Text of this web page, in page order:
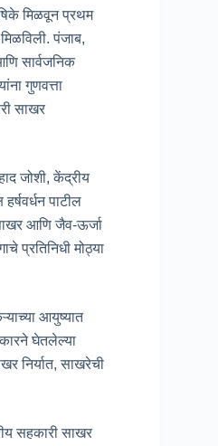
मिळवून प्रथम
पंजाब,
सार्वजनिक
गुणवत्ता
साखर
जोशी, केंद्रीय
पाटील
आणि जैव-ऊर्जा
प्रतिनिधी मोठ्या
आयुष्यात
घेतलेल्या
निर्यात, साखरेची
सहकारी साखर